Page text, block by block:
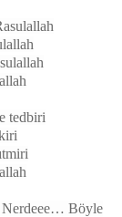
tedbiri
Nerdeee… Böyle